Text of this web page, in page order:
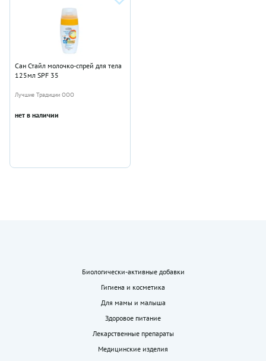
Сан Стайл молочко-спрей для тела
125мл SPF 35
Лучшие Традиции ООО
нет в наличии
Биологически-активные добавки
Гигиена и косметика
Для мамы и малыша
Здоровое питание
Лекарственные препараты
Медицинские изделия